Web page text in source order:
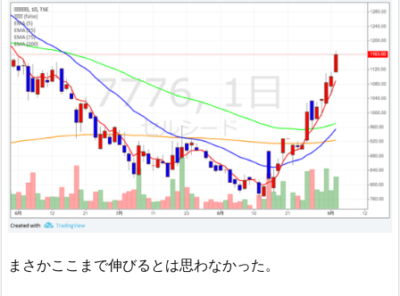
まさかここまで伸びるとは思わなかった。